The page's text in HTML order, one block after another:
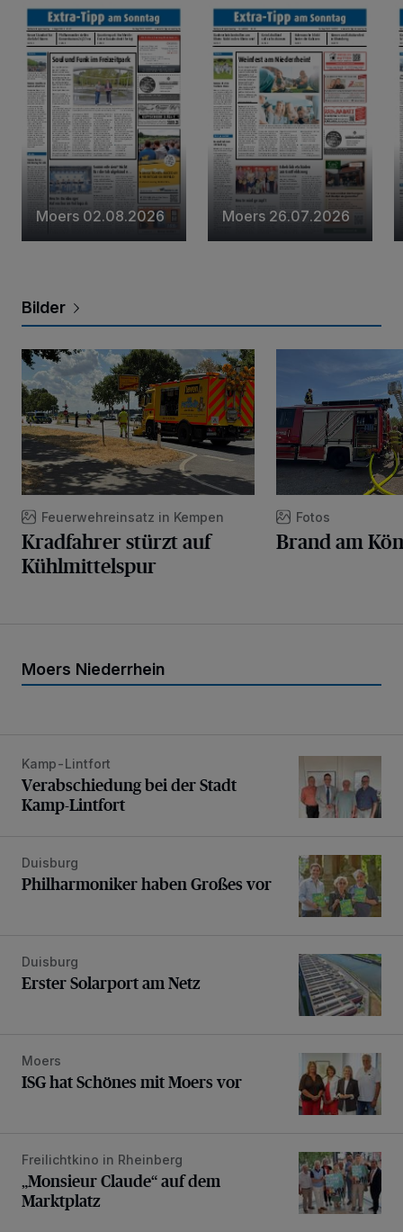
Moers 02.08.2026 Moers 26.07.2026
Bilder
Kradfahrer stürzt auf Kühlmittelspur
Feuerwehreinsatz in Kempen
Kradfahrer stürzt auf
Kühlmittelspur
Fotos
Brand am
Moers Niederrhein
Verabschiedung bei der Stadt Kamp-Lintfort
Kamp-Lintfort
Verabschiedung bei der Stadt
Kamp-Lintfort
Philharmoniker haben Großes vor
Duisburg
Philharmoniker haben Großes vor
Erster Solarport am Netz
Duisburg
Erster Solarport am Netz
ISG hat Schönes mit Moers vor
Moers
ISG hat Schönes mit Moers vor
„Monsieur Claude“ auf dem Marktplatz
Freilichtkino in Rheinberg
„Monsieur Claude“ auf dem
Marktplatz